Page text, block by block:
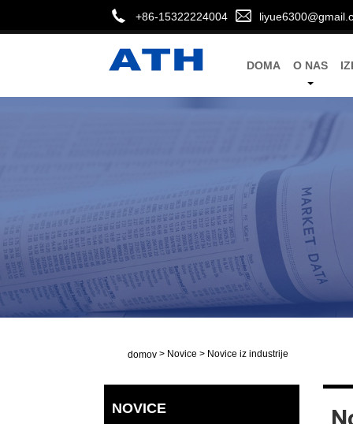
+86-15322224004
DOMA O NAS
domov > Novice > Novice iz industrije
NOVICE